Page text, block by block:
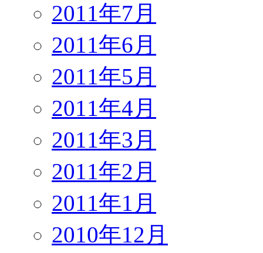
2011年7月
2011年6月
2011年5月
2011年4月
2011年3月
2011年2月
2011年1月
2010年12月